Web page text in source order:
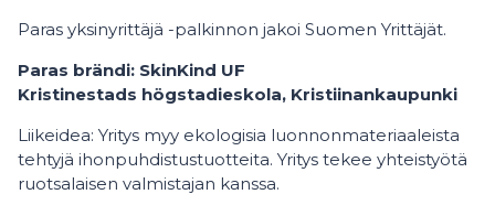
Paras yksinyrittäjä -palkinnon jakoi Suomen Yrittäjät.
Paras brändi: SkinKind UF
Kristinestads högstadieskola, Kristiinankaupunki
Liikeidea: Yritys myy ekologisia luonnonmateriaaleista
tehtyjä ihonpuhdistustuotteita. Yritys tekee yhteistyötä
ruotsalaisen valmistajan kanssa.